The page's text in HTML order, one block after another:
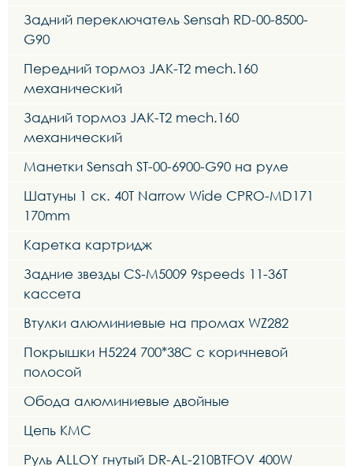
Задний переключатель Sensah RD-00-8500-
G90
Передний тормоз JAK-T2 mech.160
механический
Задний тормоз JAK-T2 mech.160
механический
Манетки Sensah ST-00-6900-G90 на руле
Шатуны 1 ск. 40T Narrow Wide CPRO-MD171
170mm
Каретка картридж
Задние звезды CS-M5009 9speeds 11-36Т
кассета
Втулки алюминиевые на промах WZ282
Покрышки H5224 700*38C с коричневой
полосой
Обода алюминиевые двойные
Цепь KMC
Руль ALLOY гнутый DR-AL-210BTFOV 400W